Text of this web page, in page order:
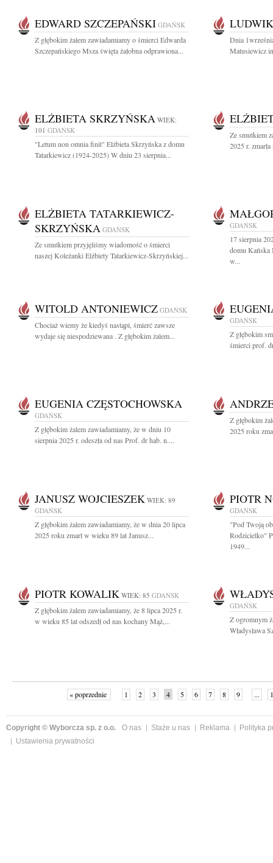
EDWARD SZCZEPAŃSKI GDAŃSK
Z głębokim żalem zawiadamiamy o śmierci Edwarda
Szczepańskiego Msza święta żałobna odprawiona...
Dnia
Matusiewicz
ELŻBIETA SKRZYŃSKA WIEK:
101 GDAŃSK
"Letum non omnia finit" Elżbieta Skrzyńska z domu
Tatarkiewicz (1924-2025) W dniu 23 sierpnia...
Ze smutkiem
2025 r.
ELŻBIETA TATARKIEWICZ-
SKRZYŃSKA GDAŃSK
Ze smutkiem przyjęliśmy wiadomość o śmierci
naszej Koleżanki Elżbiety Tatarkiewicz-Skrzyńskiej...
GDAŃSK
17 sierpnia
domu Kańska
w...
WITOLD ANTONIEWICZ GDAŃSK
Chociaż wiemy że kiedyś nastąpi, śmierć zawsze
wydaje się niespodziewana . Z głębokim żalem...
GDAŃSK
Z głębokim
śmierci prof.
EUGENIA CZĘSTOCHOWSKA
GDAŃSK
Z głębokim żalem zawiadamiamy, że w dniu 10
sierpnia 2025 r. odeszła od nas Prof. dr hab. n....
Z głębokim
2025 roku
JANUSZ WOJCIESZEK WIEK: 89
GDAŃSK
Z głębokim żalem zawiadamiamy, że w dnia 20 lipca
2025 roku zmarł w wieku 89 lat Janusz...
PIOTR
GDAŃSK
"Pod Twoją
Rodzicielko"
1949...
PIOTR KOWALIK WIEK: 85 GDAŃSK
Z głębokim żalem zawiadamiamy, że 8 lipca 2025 r.
w wieku 85 lat odszedł od nas kochany Mąż,...
GDAŃSK
Z ogromnym
Władysława
« poprzednie 1 2 3 4 5 6 7 8 9 ...
Copyright © Wyborcza sp. z o.o. O nas Staże u nas Reklama
Polityka
Ustawienia prywatności